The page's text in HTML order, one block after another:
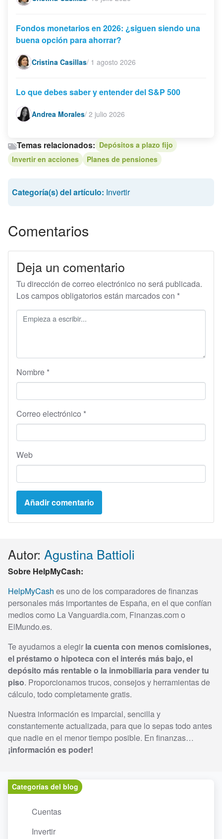
Fondos monetarios en 2026: ¿siguen siendo una
buena opción para ahorrar?
Cristina Casillas/ 1 agosto 2026
Lo que debes saber y entender del S&P 500
Andrea Morales/ 2 julio 2026
Temas relacionados: Depósitos a plazo fijo
Invertir en acciones
Planes de pensiones
Categoría(s) del artículo: Invertir
Comentarios
Deja un comentario
Tu dirección de correo electrónico no será publicada.
Los campos obligatorios están marcados con *
Nombre *
Correo electrónico *
Web
Autor: Agustina Battioli
Sobre HelpMyCash:
HelpMyCash es uno de los comparadores de finanzas
personales más importantes de España, en el que confían
medios como La Vanguardia.com, Finanzas.com o
ElMundo.es.
Te ayudamos a elegir la cuenta con menos comisiones,
el préstamo o hipoteca con el interés más bajo, el
depósito más rentable o la inmobiliaria para vender tu
piso. Proporcionamos trucos, consejos y herramientas de
cálculo, todo completamente gratis.
Nuestra información es imparcial, sencilla y
constantemente actualizada, para que lo sepas todo antes
que nadie en el menor tiempo posible. En finanzas…
¡información es poder!
Categorías del blog
Cuentas
Invertir